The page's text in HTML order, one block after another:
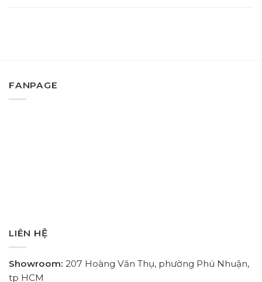
FANPAGE
LIÊN HỆ
Showroom: 207 Hoàng Văn Thụ, phường Phú Nhuận,
tp HCM